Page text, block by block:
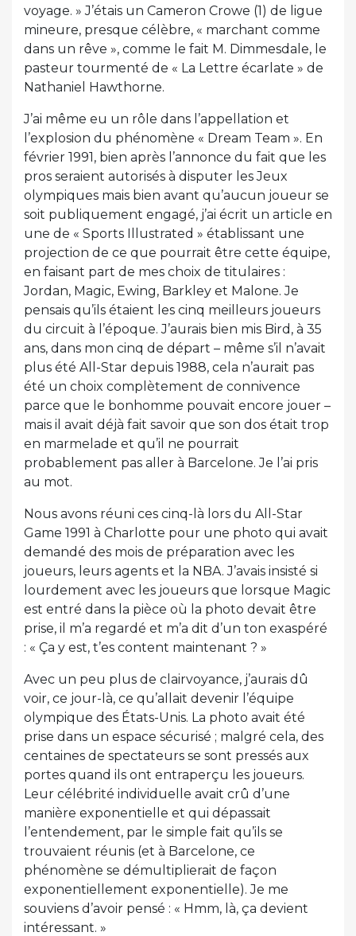
voyage. » J’étais un Cameron Crowe (1) de ligue
mineure, presque célèbre, « marchant comme
dans un rêve », comme le fait M. Dimmesdale, le
pasteur tourmenté de « La Lettre écarlate » de
Nathaniel Hawthorne.
J’ai même eu un rôle dans l’appellation et
l’explosion du phénomène « Dream Team ». En
février 1991, bien après l’annonce du fait que les
pros seraient autorisés à disputer les Jeux
olympiques mais bien avant qu’aucun joueur se
soit publiquement engagé, j’ai écrit un article en
une de « Sports Illustrated » établissant une
projection de ce que pourrait être cette équipe,
en faisant part de mes choix de titulaires :
Jordan, Magic, Ewing, Barkley et Malone. Je
pensais qu’ils étaient les cinq meilleurs joueurs
du circuit à l’époque. J’aurais bien mis Bird, à 35
ans, dans mon cinq de départ – même s’il n’avait
plus été All-Star depuis 1988, cela n’aurait pas
été un choix complètement de connivence
parce que le bonhomme pouvait encore jouer –
mais il avait déjà fait savoir que son dos était trop
en marmelade et qu’il ne pourrait
probablement pas aller à Barcelone. Je l’ai pris
au mot.
Nous avons réuni ces cinq-là lors du All-Star
Game 1991 à Charlotte pour une photo qui avait
demandé des mois de préparation avec les
joueurs, leurs agents et la NBA. J’avais insisté si
lourdement avec les joueurs que lorsque Magic
est entré dans la pièce où la photo devait être
prise, il m’a regardé et m’a dit d’un ton exaspéré
: « Ça y est, t’es content maintenant ? »
Avec un peu plus de clairvoyance, j’aurais dû
voir, ce jour-là, ce qu’allait devenir l’équipe
olympique des États-Unis. La photo avait été
prise dans un espace sécurisé ; malgré cela, des
centaines de spectateurs se sont pressés aux
portes quand ils ont entraperçu les joueurs.
Leur célébrité individuelle avait crû d’une
manière exponentielle et qui dépassait
l’entendement, par le simple fait qu’ils se
trouvaient réunis (et à Barcelone, ce
phénomène se démultiplierait de façon
exponentiellement exponentielle). Je me
souviens d’avoir pensé : « Hmm, là, ça devient
intéressant. »